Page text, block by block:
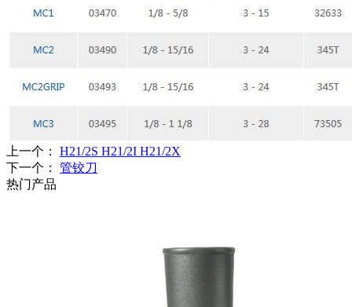
上一个： H21/2S H21/2I H21/2X
下一个： 管铰刀
热门产品